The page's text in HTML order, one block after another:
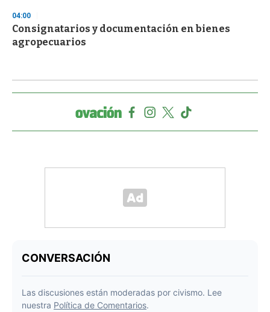
04:00
Consignatarios y documentación en bienes
agropecuarios